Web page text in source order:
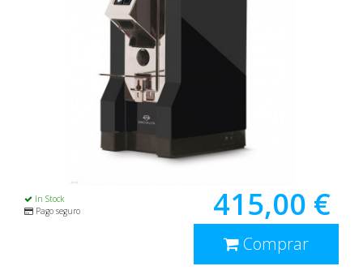
In Stock
Pago seguro
415,00 €
Comprar